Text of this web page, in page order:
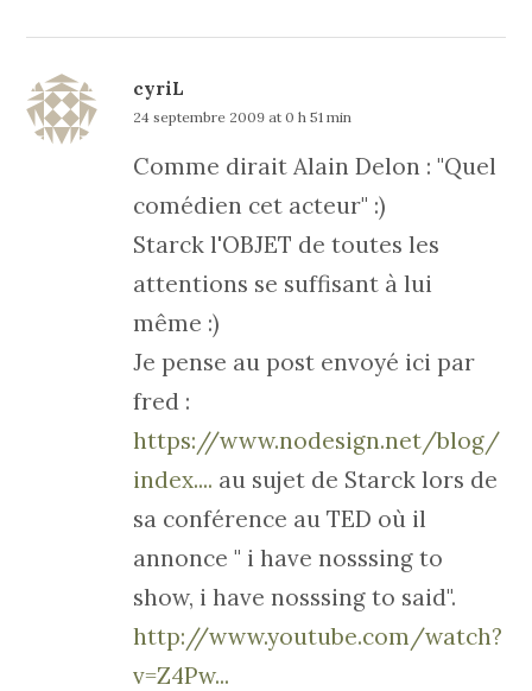
cyriL
24 septembre 2009 at 0 h 51 min
Comme dirait Alain Delon : "Quel
comédien cet acteur" :)
Starck l'OBJET de toutes les
attentions se suffisant à lui
même :)
Je pense au post envoyé ici par
fred :
https://www.nodesign.net/blog/
index.... au sujet de Starck lors de
sa conférence au TED où il
annonce " i have nosssing to
show, i have nosssing to said".
http://www.youtube.com/watch?
v=Z4Pw...